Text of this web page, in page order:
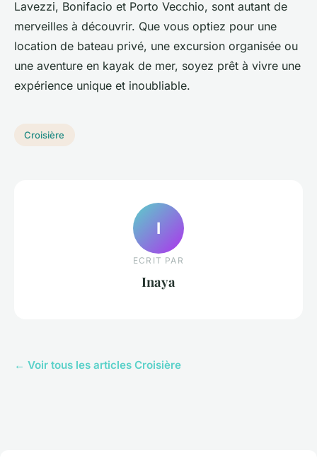
Lavezzi, Bonifacio et Porto Vecchio, sont autant de
merveilles à découvrir. Que vous optiez pour une
location de bateau privé, une excursion organisée ou
une aventure en kayak de mer, soyez prêt à vivre une
expérience unique et inoubliable.
Croisière
I
ECRIT PAR
Inaya
← Voir tous les articles Croisière